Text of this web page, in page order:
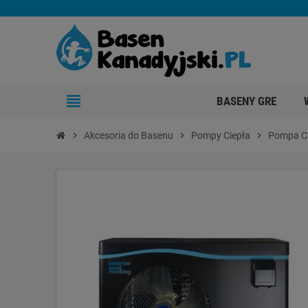
view_headline BASENY GRE
chevron_right Akcesoria do Basenu chevron_right Pompy Ciepła chevron_right Pompa